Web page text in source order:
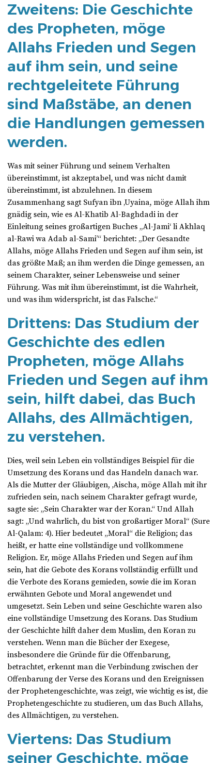
Zweitens: Die Geschichte
des Propheten, möge
Allahs Frieden und Segen
auf ihm sein, und seine
rechtgeleitete Führung
sind Maßstäbe, an denen
die Handlungen gemessen
werden.
Was mit seiner Führung und seinem Verhalten
übereinstimmt, ist akzeptabel, und was nicht damit
übereinstimmt, ist abzulehnen. In diesem
Zusammenhang sagt Sufyan ibn ‚Uyaina, möge Allah ihm
gnädig sein, wie es Al-Khatib Al-Baghdadi in der
Einleitung seines großartigen Buches „Al-Jami‘ li Akhlaq
al-Rawi wa Adab al-Sami’“ berichtet: „Der Gesandte
Allahs, möge Allahs Frieden und Segen auf ihm sein, ist
das größte Maß; an ihm werden die Dinge gemessen, an
seinem Charakter, seiner Lebensweise und seiner
Führung. Was mit ihm übereinstimmt, ist die Wahrheit,
und was ihm widerspricht, ist das Falsche.“
Drittens: Das Studium der
Geschichte des edlen
Propheten, möge Allahs
Frieden und Segen auf ihm
sein, hilft dabei, das Buch
Allahs, des Allmächtigen,
zu verstehen.
Dies, weil sein Leben ein vollständiges Beispiel für die
Umsetzung des Korans und das Handeln danach war.
Als die Mutter der Gläubigen, ‚Aischa, möge Allah mit ihr
zufrieden sein, nach seinem Charakter gefragt wurde,
sagte sie: „Sein Charakter war der Koran.“ Und Allah
sagt: „Und wahrlich, du bist von großartiger Moral“ (Sure
Al-Qalam: 4). Hier bedeutet „Moral“ die Religion; das
heißt, er hatte eine vollständige und vollkommene
Religion. Er, möge Allahs Frieden und Segen auf ihm
sein, hat die Gebote des Korans vollständig erfüllt und
die Verbote des Korans gemieden, sowie die im Koran
erwähnten Gebote und Moral angewendet und
umgesetzt. Sein Leben und seine Geschichte waren also
eine vollständige Umsetzung des Korans. Das Studium
der Geschichte hilft daher dem Muslim, den Koran zu
verstehen. Wenn man die Bücher der Exegese,
insbesondere die Gründe für die Offenbarung,
betrachtet, erkennt man die Verbindung zwischen der
Offenbarung der Verse des Korans und den Ereignissen
der Prophetengeschichte, was zeigt, wie wichtig es ist, die
Prophetengeschichte zu studieren, um das Buch Allahs,
des Allmächtigen, zu verstehen.
Viertens: Das Studium
seiner Geschichte, möge